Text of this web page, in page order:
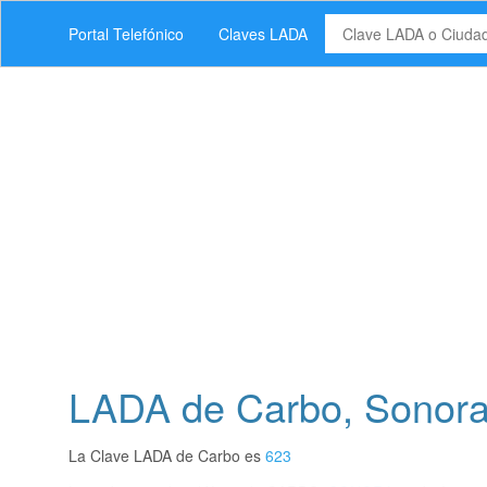
Portal Telefónico Claves LADA
LADA de Carbo,
La Clave LADA de Carbo es 623